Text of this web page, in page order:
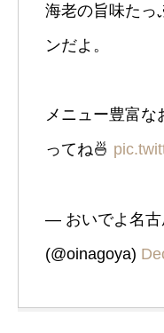
海老の旨味たっ
ンだよ。
メニュー豊富な
ってね🍜
— おいでよ名古
(@oinagoya)